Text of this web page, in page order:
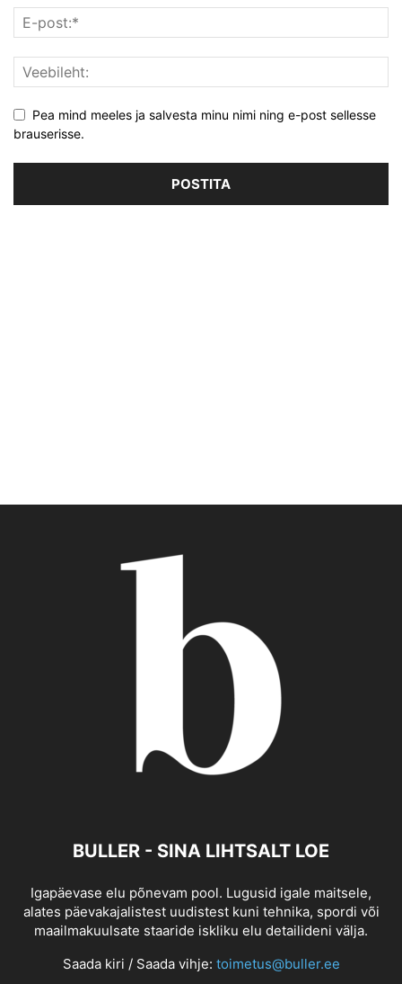
Pea mind meeles ja salvesta minu nimi ning e-post sellesse
brauserisse.
BULLER - SINA LIHTSALT LOE
Igapäevase elu põnevam pool. Lugusid igale maitsele,
alates päevakajalistest uudistest kuni tehnika, spordi või
maailmakuulsate staaride iskliku elu detailideni välja.
Saada kiri / Saada vihje: toimetus@buller.ee